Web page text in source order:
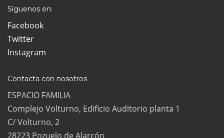
Síguenos en:
Facebook
Twitter
Instagram
Contacta con nosotros
ESPACIO FAMILIA
Complejo Volturno, Edificio Auditorio planta 1
C/ Volturno, 2
28223 Pozuelo de Alarcón